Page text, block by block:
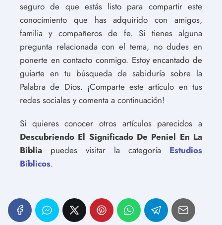
seguro de que estás listo para compartir este
conocimiento que has adquirido con amigos,
familia y compañeros de fe. Si tienes alguna
pregunta relacionada con el tema, no dudes en
ponerte en contacto conmigo. Estoy encantado de
guiarte en tu búsqueda de sabiduría sobre la
Palabra de Dios. ¡Comparte este artículo en tus
redes sociales y comenta a continuación!
Si quieres conocer otros artículos parecidos a
Descubriendo El Significado De Peniel En La
Biblia puedes visitar la categoría Estudios
Bíblicos.